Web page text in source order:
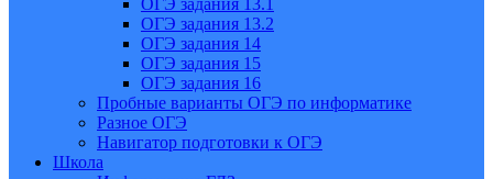
ОГЭ задания 13.1
ОГЭ задания 13.2
ОГЭ задания 14
ОГЭ задания 15
ОГЭ задания 16
Пробные варианты ОГЭ по информатике
Разное ОГЭ
Навигатор подготовки к ОГЭ
Школа